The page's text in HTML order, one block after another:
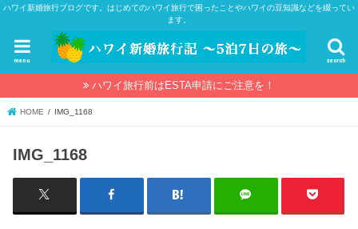
ハワイ新婚旅行ブログです。はじめてのハワイ旅行で困ったことやハワイの豆知識などを綴ってい
ます。
search
menu
ハワイ旅行前はESTA申請にご注意を！
HOME IMG_1168
IMG_1168